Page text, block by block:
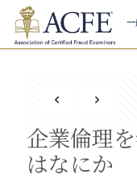
企業倫理
はなにか